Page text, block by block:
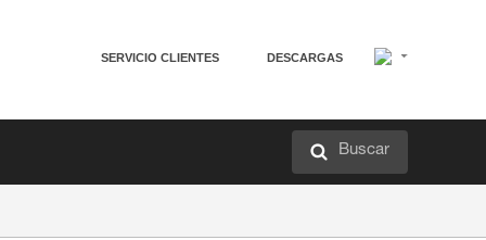
SERVICIO CLIENTES DESCARGAS
Buscar